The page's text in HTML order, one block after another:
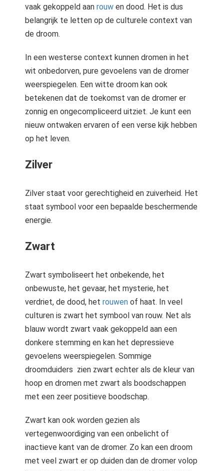
vaak gekoppeld aan rouw en dood. Het is dus
belangrijk te letten op de culturele context van
de droom.
In een westerse context kunnen dromen in het
wit onbedorven, pure gevoelens van de dromer
weerspiegelen. Een witte droom kan ook
betekenen dat de toekomst van de dromer er
zonnig en ongecompliceerd uitziet. Je kunt een
nieuw ontwaken ervaren of een verse kijk hebben
op het leven.
Zilver
Zilver staat voor gerechtigheid en zuiverheid. Het
staat symbool voor een bepaalde beschermende
energie.
Zwart
Zwart symboliseert het onbekende, het
onbewuste, het gevaar, het mysterie, het
verdriet, de dood, het rouwen of haat. In veel
culturen is zwart het symbool van rouw. Net als
blauw wordt zwart vaak gekoppeld aan een
donkere stemming en kan het depressieve
gevoelens weerspiegelen. Sommige
droomduiders zien zwart echter als de kleur van
hoop en dromen met zwart als boodschappen
met een zeer positieve boodschap.
Zwart kan ook worden gezien als
vertegenwoordiging van een onbelicht of
inactieve kant van de dromer. Zo kan een droom
met veel zwart er op duiden dan de dromer volop